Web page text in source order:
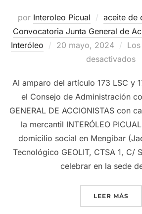
por Interoleo Picual aceite de
Convocatoria Junta General de
Interóleo
Publicado
20 mayo, 2024
desactivados
Al amparo del artículo 173 LSC y
el Consejo de Administración
GENERAL DE ACCIONISTAS con
la mercantil INTERÓLEO
domicilio social en Mengíbar
Tecnológico GEOLIT, CTSA 1, C/
celebrar en la sede
LEER MÁS